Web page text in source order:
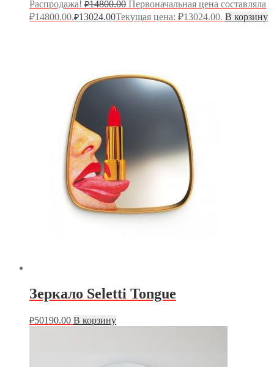
Распродажа! ₽14800.00 Первоначальная цена составляла
₽14800.00.₽13024.00Текущая цена: ₽13024.00. В корзину
Зеркало Seletti Tongue
₽50190.00 В корзину